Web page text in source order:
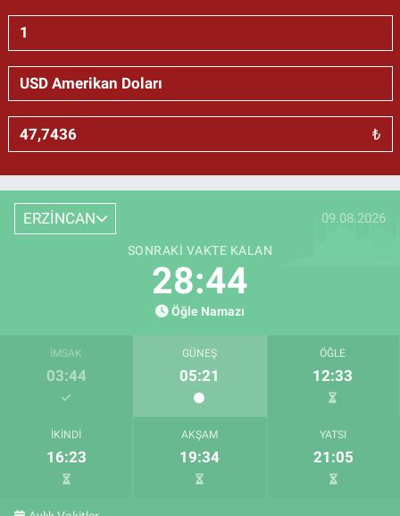
₺
ERZİNCAN 09.08.2026
SONRAKI VAKTE KALAN
28:43
Öğle Namazı
İMSAK
03:44
GÜNEŞ
05:21
ÖĞLE
12:33
İKINDI
16:23
AKŞAM
19:34
YATSI
21:05